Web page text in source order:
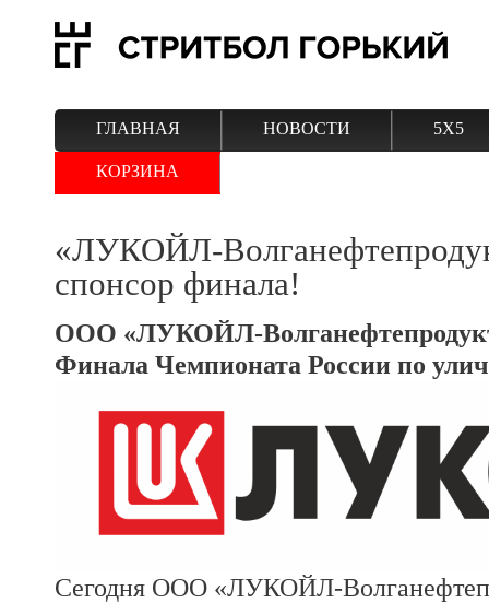
ГЛАВНАЯ НОВОСТИ 5Х5
КОРЗИНА
«ЛУКОЙЛ-
спонсор финала!
ООО «ЛУКОЙЛ-
Финала Чемпионата России по
Сегодня ООО «ЛУКОЙЛ-